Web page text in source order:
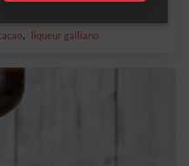
, liqueur galliano